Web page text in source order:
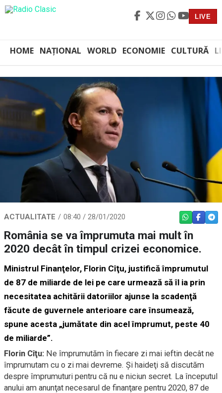
LIVE
HOME NAȚIONAL WORLD ECONOMIE CULTURĂ
ACTUALITATE 08:40 / 28/01/2020 WHATSAPP
România se va împrumuta mai mult în
2020 decât în timpul crizei economice.
Ministrul Finanţelor, Florin Cîţu, justifică împrumutul
de 87 de miliarde de lei pe care urmează să îl ia prin
necesitatea achitării datoriilor ajunse la scadenţă
făcute de guvernele anterioare care însumează,
spune acesta „jumătate din acel împrumut, peste 40
de miliarde”.
Florin Cîţu: Ne împrumutăm în fiecare zi mai ieftin decât ne
împrumutam cu o zi mai devreme. Şi haideţi să discutăm
despre împrumuturi pentru că nu e niciun secret. La începutul
anului am anunţat necesarul de finanţare pentru 2020, 87 de